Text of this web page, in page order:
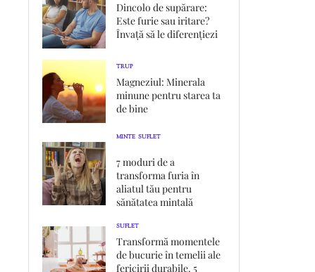
Dincolo de supărare:
Este furie sau iritare?
Învață să le diferențiezi
TRUP
Magneziul: Minerala
minune pentru starea ta
de bine
MINTE SUFLET
7 moduri de a
transforma furia în
aliatul tău pentru
sănătatea mintală
SUFLET
Transformă momentele
de bucurie în temelii ale
fericirii durabile. 5